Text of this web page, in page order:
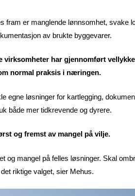
fram er manglende lønnsomhet, svake
av brukte byggevarer.
virksomheter har gjennomført
normal praksis i næringen.
egne løsninger for kartlegging,
både mer tidkrevende og dyrere.
og fremst av mangel på vilje.
og mangel på felles løsninger. Skal
riktige valget, sier Mehus.